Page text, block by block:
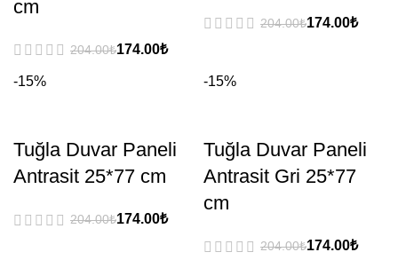
cm
₺ ₺
₺ ₺
-15%
Tuğla Duvar Paneli
Antrasit 25*77 cm
₺ ₺
-15%
Tuğla Duvar Paneli
Antrasit Gri 25*77
cm
₺ ₺